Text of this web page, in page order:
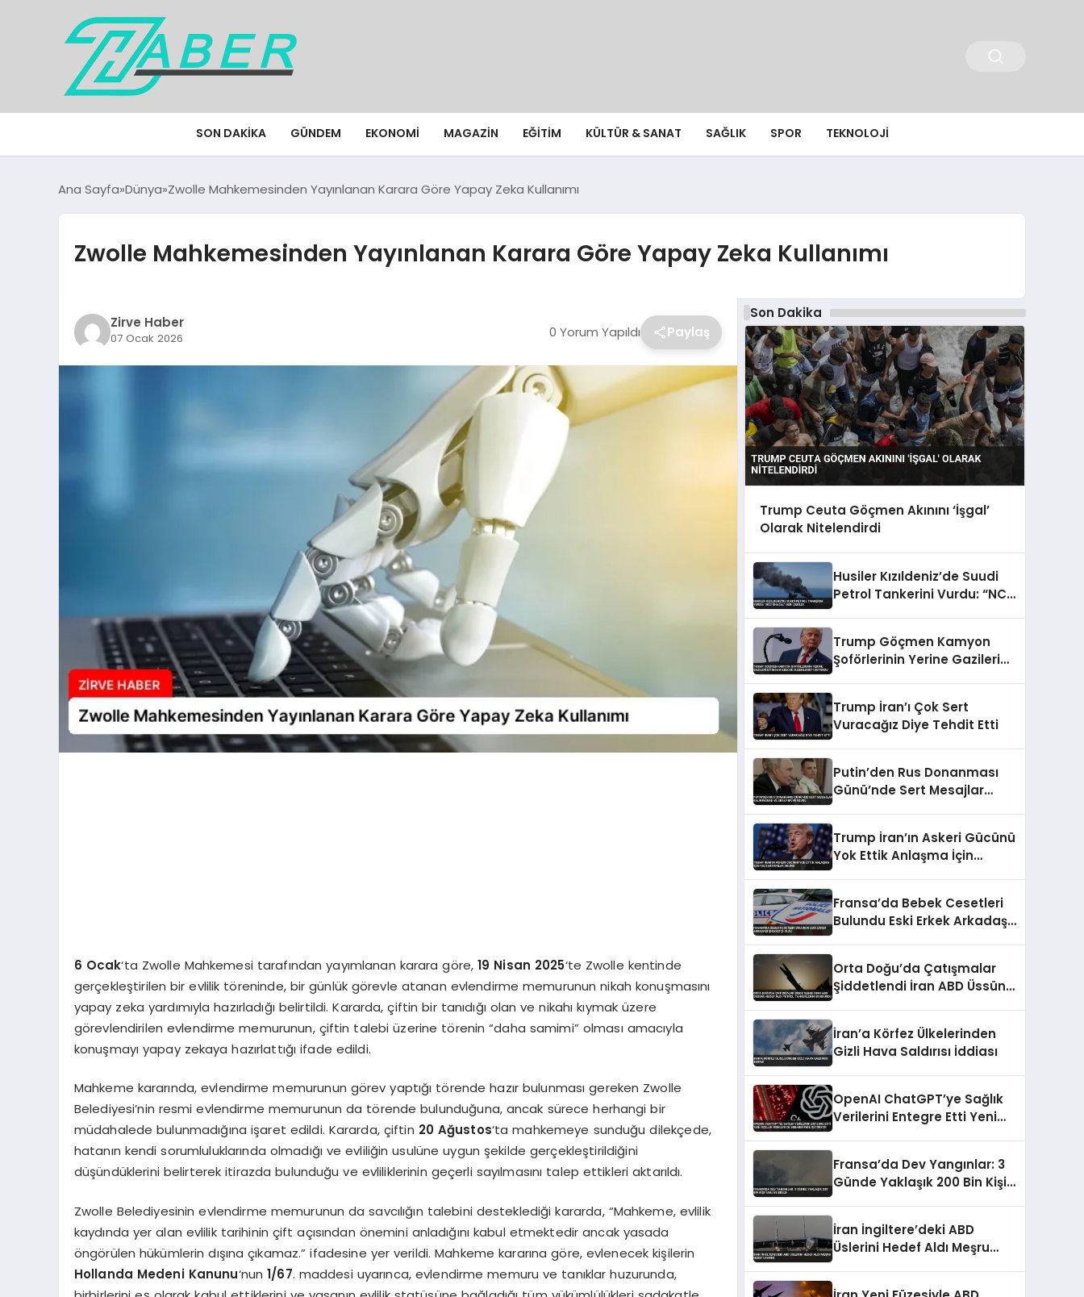
SON DAKIKA GÜNDEM EKONOMI MAGAZIN EĞITIM KÜLTÜR & SANAT SAĞLIK SPOR TEKNOLOJI
Ana Sayfa Dünya Zwolle Mahkemesinden Yayınlanan Karara Göre Yapay Zeka Kullanımı
Zwolle Mahkemesinden Yayınlanan Karara Göre Yapay Zeka Kullanımı
Zirve Haber
07 Ocak 2026 0 Yorum Yapıldı Paylaş
6 Ocak‘ta Zwolle Mahkemesi tarafından yayımlanan karara göre,19 Nisan 2025‘te Zwolle kentinde
gerçekleştirilen bir evlilik töreninde, bir günlük görevle atanan evlendirme memurunun nikah konuşmasını
yapay zeka yardımıyla hazırladığı belirtildi. Kararda, çiftin bir tanıdığı olan ve nikahı kıymak üzere
görevlendirilen evlendirme memurunun, çiftin talebi üzerine törenin “daha samimi” olması amacıyla
konuşmayı yapay zekaya hazırlattığı ifade edildi.
Mahkeme kararında, evlendirme memurunun görev yaptığı törende hazır bulunması gereken Zwolle
Belediyesi’nin resmi evlendirme memurunun da törende bulunduğuna, ancak sürece herhangi bir
müdahalede bulunmadığına işaret edildi. Kararda, çiftin 20 Ağustos‘ta mahkemeye sunduğu dilekçede,
hatanın kendi sorumluluklarında olmadığı ve evliliğin usulüne uygun şekilde gerçekleştirildiğini
düşündüklerini belirterek itirazda bulunduğu ve evliliklerinin geçerli sayılmasını talep ettikleri aktarıldı.
Zwolle Belediyesinin evlendirme memurunun da savcılığın talebini desteklediği kararda, “Mahkeme, evlilik
kaydında yer alan evlilik tarihinin çift açısından önemini anladığını kabul etmektedir ancak yasada
öngörülen hükümlerin dışına çıkamaz.” ifadesine yer verildi. Mahkeme kararına göre, evlenecek kişilerin
Hollanda Medeni Kanunu‘nun1/67. maddesi uyarınca, evlendirme memuru ve tanıklar huzurunda,
Son Dakika
Trump Ceuta Göçmen Akınını ‘İşgal’
Olarak Nitelendirdi
Husiler Kızıldeniz’de Suudi
Petrol Tankerini Vurdu: “NCC
Trump Göçmen Kamyon
Şoförlerinin Yerine Gazileri
Trump İran’ı Çok Sert
Vuracağız Diye Tehdit Etti
Putin’den Rus Donanması
Günü’nde Sert Mesajlar
Trump İran’ın Askeri Gücünü
Yok Ettik Anlaşma İçin
Fransa’da Bebek Cesetleri
Bulundu Eski Erkek Arkadaşı
Orta Doğu’da Çatışmalar
Şiddetlendi İran ABD Üssünü
İran’a Körfez Ülkelerinden
Gizli Hava Saldırısı İddiası
OpenAI ChatGPT’ye Sağlık
Verilerini Entegre Etti Yeni
Fransa’da Dev Yangınlar: 3
Günde Yaklaşık 200 Bin Kişi
İran İngiltere’deki ABD
Üslerini Hedef Aldı Meşru